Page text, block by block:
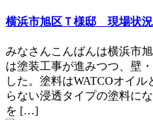
横浜市旭区Ｔ様邸 現場状況
みなさんこんばんは横浜市
は塗装工事が進みつつ、壁
した。塗料はWATCOオイ
らない浸透タイプの塗料に
を […]